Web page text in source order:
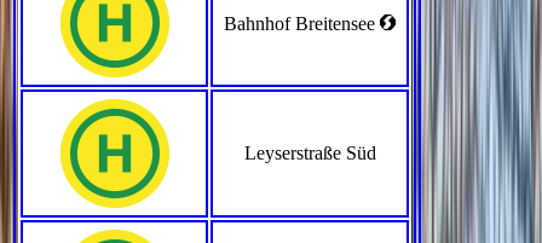
Bahnhof Breitensee <
Leyserstraße Süd